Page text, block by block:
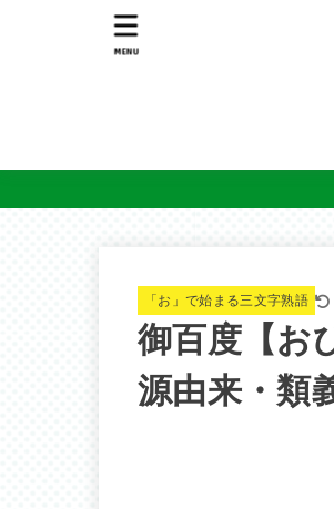
MENU
「お」で始まる三文字熟語
御百度【お
源由来・類